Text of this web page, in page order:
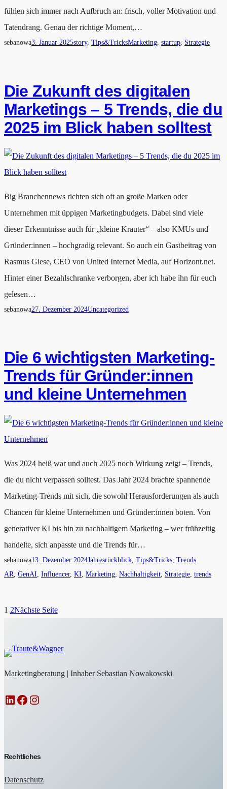
fühlen sich immer nach Aufbruch an: frisch, voller Motivation und
Tatendrang. Genau der richtige Moment,…
sebanowa3. Januar 2025story, Tips&TricksMarketing, startup, Strategie
Die Zukunft des digitalen
Marketings – 5 Trends, die du
2025 im Blick haben solltest
Big Branchennews richten sich oft an große Marken oder
Unternehmen mit üppigen Marketingbudgets. Dabei sind viele
dieser Erkenntnisse auch für „kleine Krauter“ – also KMUs und
Gründer:innen – hochgradig relevant. So auch ein Gastbeitrag von
Rasmus Giese, CEO von United Internet Media, auf Horizont.net.
Hinter einer Bezahlschranke verborgen, aber ich habe ihn für euch
gelesen…
sebanowa27. Dezember 2024Uncategorized
Die 6 wichtigsten Marketing-
Trends für Gründer:innen
und kleine Unternehmen
Was 2024 heiß war und auch 2025 noch Wirkung zeigt – Trends,
die du nicht verpassen solltest. Das Jahr 2024 brachte spannende
Marketing-Trends mit sich, die sowohl Herausforderungen als auch
Chancen für kleine Unternehmen und Gründer:innen boten. Von
generativer KI bis hin zu nachhaltigem Marketing – wer frühzeitig
handelte, sich anpasste und die Trends für…
sebanowa13. Dezember 2024Jahresrückblick Tips&Tricks Trends
AR GenAI Influencer, KI Marketing Nachhaltigkeit Strategie trends
1 2Nächste Seite
Marketingberatung | Inhaber Sebastian Nowakowski
LinkedIn Facebook Instagram
Rechtliches
Datenschutz